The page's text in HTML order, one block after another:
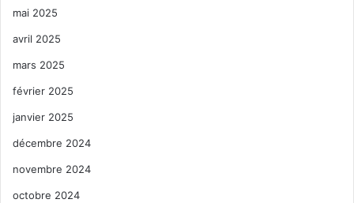
mai 2025
avril 2025
mars 2025
février 2025
janvier 2025
décembre 2024
novembre 2024
octobre 2024